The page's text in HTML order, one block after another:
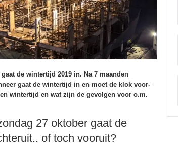
de wintertijd 2019 in. Na 7 maanden
gaat de wintertijd in en moet de klok voor-
wintertijd en wat zijn de gevolgen voor o.m.
27 oktober gaat de
of toch vooruit?